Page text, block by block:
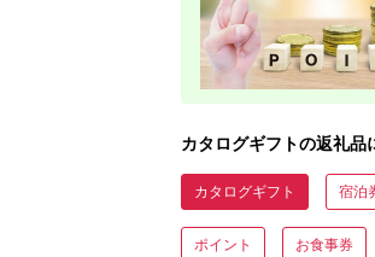
カタログギフトの返礼品
カタログギフト 宿泊
ポイント お食事券